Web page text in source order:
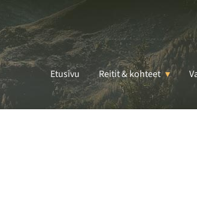
Etusivu Reitit & kohteet